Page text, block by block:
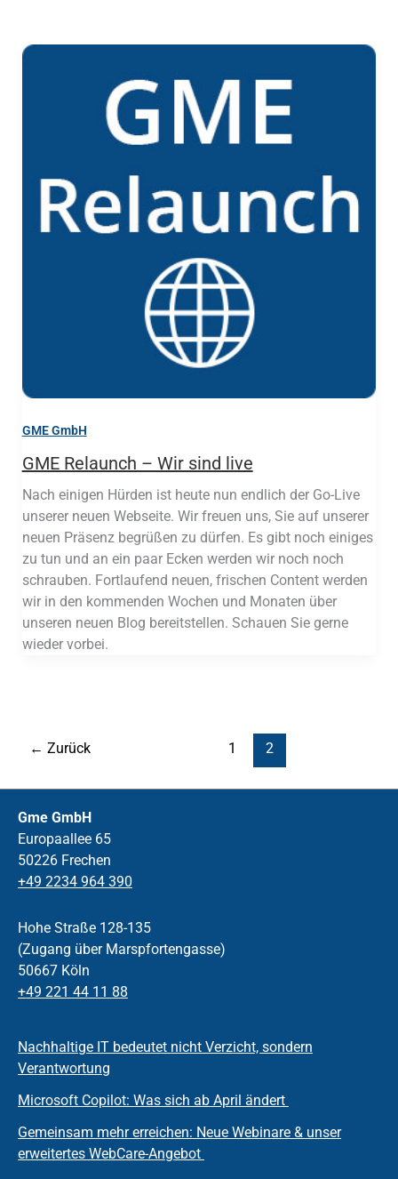
GME GmbH
GME Relaunch – Wir sind live
Nach einigen Hürden ist heute nun endlich der Go-Live
unserer neuen Webseite. Wir freuen uns, Sie auf unserer
neuen Präsenz begrüßen zu dürfen. Es gibt noch einiges
zu tun und an ein paar Ecken werden wir noch noch
schrauben. Fortlaufend neuen, frischen Content werden
wir in den kommenden Wochen und Monaten über
unseren neuen Blog bereitstellen. Schauen Sie gerne
wieder vorbei.
← Zurück 1 2
Gme GmbH
Europaallee 65
50226 Frechen
+49 2234 964 390
Hohe Straße 128-135
(Zugang über Marspfortengasse)
50667 Köln
+49 221 44 11 88
Nachhaltige IT bedeutet nicht Verzicht, sondern
Verantwortung
Microsoft Copilot: Was sich ab April ändert
Gemeinsam mehr erreichen: Neue Webinare & unser
erweitertes WebCare-Angebot